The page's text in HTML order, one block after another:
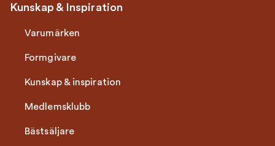
Kunskap & Inspiration
Varumärken
Formgivare
Kunskap & inspiration
Medlemsklubb
Bästsäljare